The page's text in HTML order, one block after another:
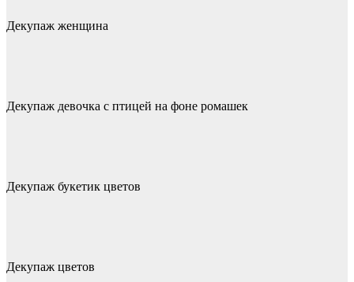
Декупаж женщина
Декупаж девочка с птицей на фоне ромашек
Декупаж букетик цветов
Декупаж цветов